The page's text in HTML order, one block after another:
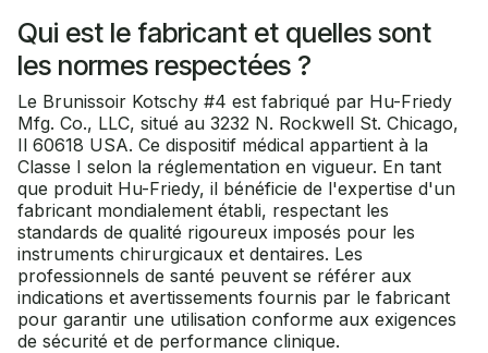
Qui est le fabricant et quelles sont
les normes respectées ?
Le Brunissoir Kotschy #4 est fabriqué par Hu-Friedy
Mfg. Co., LLC, situé au 3232 N. Rockwell St. Chicago,
Il 60618 USA. Ce dispositif médical appartient à la
Classe I selon la réglementation en vigueur. En tant
que produit Hu-Friedy, il bénéficie de l'expertise d'un
fabricant mondialement établi, respectant les
standards de qualité rigoureux imposés pour les
instruments chirurgicaux et dentaires. Les
professionnels de santé peuvent se référer aux
indications et avertissements fournis par le fabricant
pour garantir une utilisation conforme aux exigences
de sécurité et de performance clinique.